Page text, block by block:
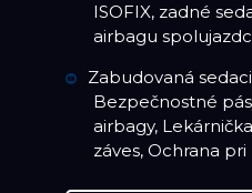
ISOFIX, zadné
airbagu
Zabudovaná
Bezpečnostné
airbagy,
záves, Ochrana pri